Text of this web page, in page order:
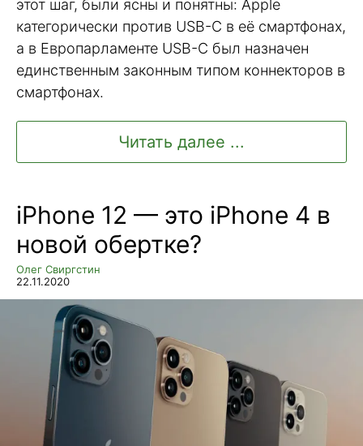
этот шаг, были ясны и понятны: Apple
категорически против USB-C в её смартфонах,
а в Европарламенте USB-C был назначен
единственным законным типом коннекторов в
смартфонах.
Читать далее ...
iPhone 12 — это iPhone 4 в
новой обертке?
Олег Свиргстин
22.11.2020